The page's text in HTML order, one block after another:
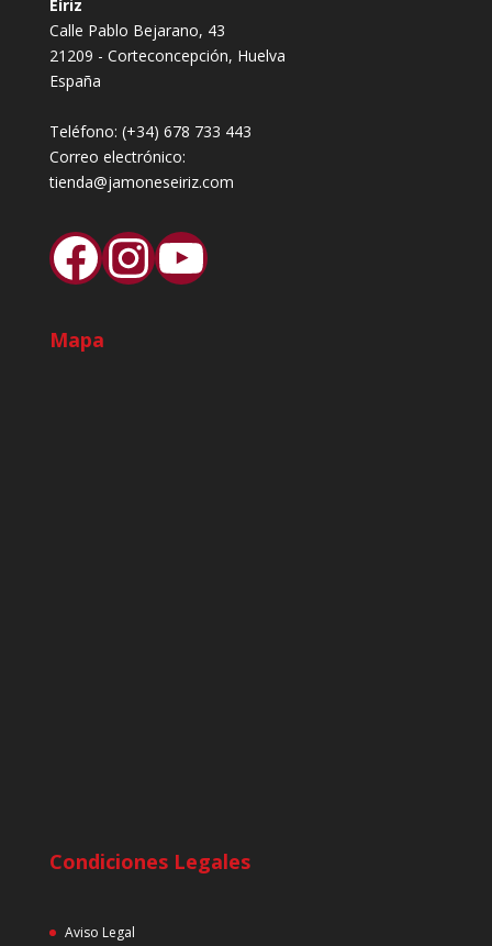
Eíriz
Calle Pablo Bejarano, 43
21209 - Corteconcepción, Huelva
España
Teléfono: (+34) 678 733 443
Correo electrónico:
tienda@jamoneseiriz.com
Facebook
Instagram
YouTube
Mapa
Condiciones Legales
Aviso Legal